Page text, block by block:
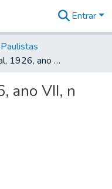
Entrar
O Internacional, 1926, ano VII, n 112
ano VII, n